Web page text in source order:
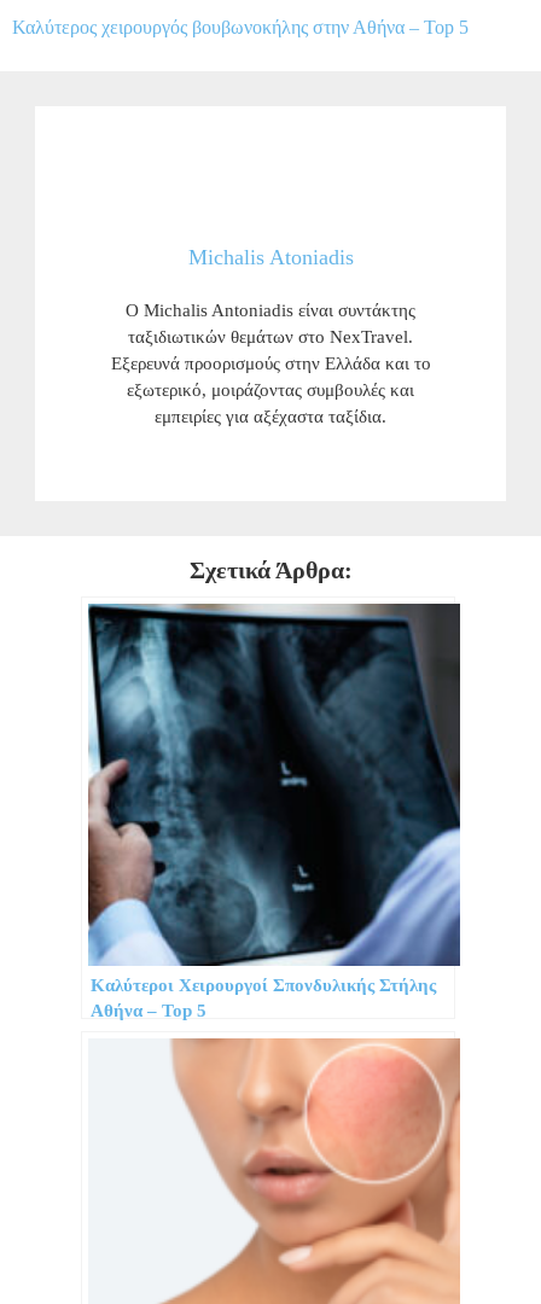
Καλύτερος χειρουργός βουβωνοκήλης στην Αθήνα – Top 5
Michalis Atoniadis
Ο Michalis Antoniadis είναι συντάκτης
ταξιδιωτικών θεμάτων στο NexTravel.
Εξερευνά προορισμούς στην Ελλάδα και το
εξωτερικό, μοιράζοντας συμβουλές και
εμπειρίες για αξέχαστα ταξίδια.
Σχετικά Άρθρα:
Καλύτεροι Χειρουργοί Σπονδυλικής Στήλης
Αθήνα – Top 5